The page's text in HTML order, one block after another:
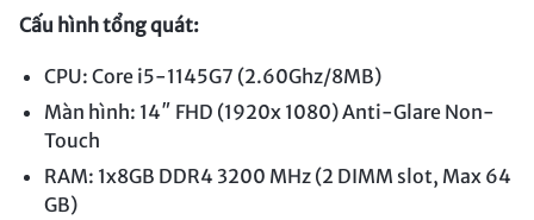
Cấu hình tổng quát:
CPU: Core i5-1145G7 (2.60Ghz/8MB)
Màn hình: 14″ FHD (1920x 1080) Anti-Glare Non-
Touch
RAM: 1x8GB DDR4 3200 MHz (2 DIMM slot, Max 64
GB)